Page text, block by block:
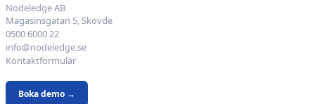
Nodeledge AB
Magasinsgatan 5, Skövde
0500 6000 22
info@nodeledge.se
Kontaktformulär
Boka demo →